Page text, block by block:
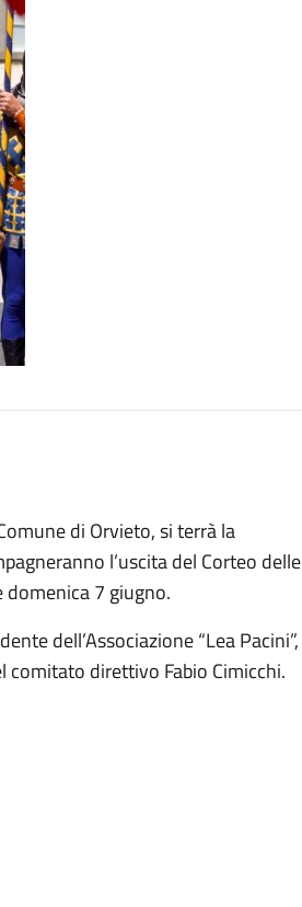
di Orvieto, si terrà la
l’uscita del Corteo delle
7 giugno.
dell’Associazione “Lea Pacini”,
comitato direttivo Fabio Cimicchi.